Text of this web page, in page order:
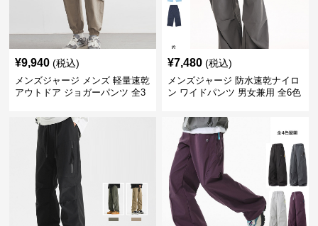
¥9,940 (税込)
メンズジャージ メンズ 軽量速乾
アウトドア ジョガーパンツ 全3
¥7,480 (税込)
メンズジャージ 防水速乾ナイロ
ン ワイドパンツ 男女兼用 全6色